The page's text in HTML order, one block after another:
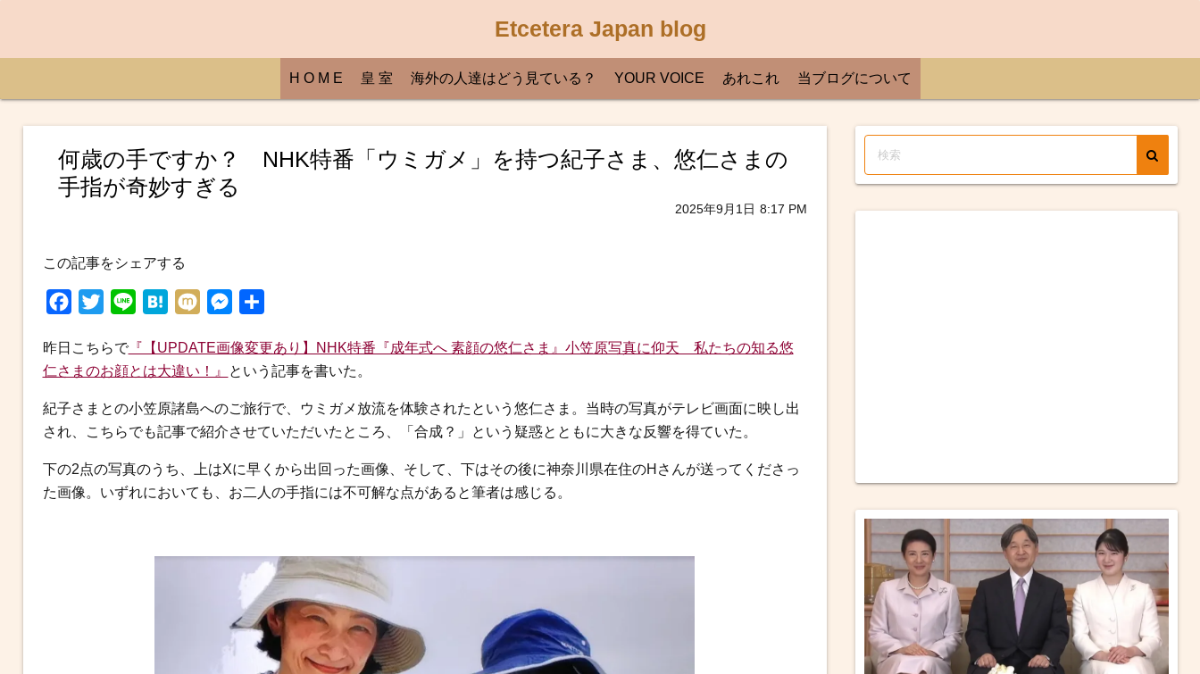
Etcetera Japan blog
H O M E 皇 室 海外の人達はどう見ている？ YOUR VOICE あれこれ 当ブログについて
何歳の手ですか？ NHK特番「ウミガメ」を持つ紀子さま、悠仁さまの
手指が奇妙すぎる
2025年9月1日 8:17 PM
この記事をシェアする
c
e
b
k
i
t
t
e
n
e
H
t
e
n
a
M
x
i
s
s
e
n
e
r
昨日こちらで『【UPDATE画像変更あり】NHK特番『成年式へ 素顔の悠仁さま』小笠原写真に仰天 私たちの知る悠
仁さまのお顔とは大違い！』
という記事を書いた。
紀子さまとの小笠原諸島へのご旅行で、ウミガメ放流を体験されたという悠仁さま。当時の写真がテレビ画面に映し出
され、こちらでも記事で紹介させていただいたところ、「合成？」という疑惑とともに大きな反響を得ていた。
下の2点の写真のうち、上はXに早くから出回った画像、そして、下はその後に神奈川県在住のHさんが送ってくださっ
た画像。いずれにおいても、お二人の手指には不可解な点があると筆者は感じる。